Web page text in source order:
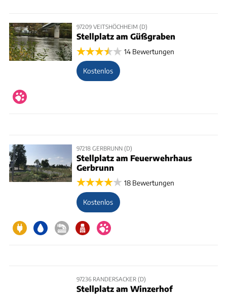
97209 VEITSHÖCHHEIM (D)
Stellplatz am Güßgraben
14 Bewertungen
Kostenlos
97218 GERBRUNN (D)
Stellplatz am Feuerwehrhaus
Gerbrunn
18 Bewertungen
Kostenlos
97236 RANDERSACKER (D)
Stellplatz am Winzerhof